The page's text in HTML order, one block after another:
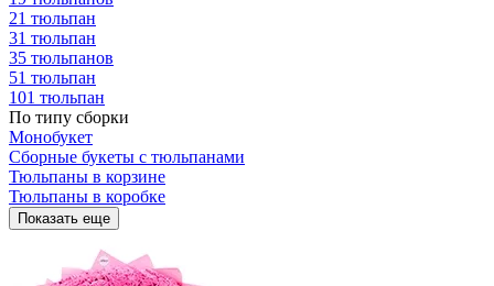
21 тюльпан
31 тюльпан
35 тюльпанов
51 тюльпан
101 тюльпан
По типу сборки
Монобукет
Сборные букеты с тюльпанами
Тюльпаны в корзине
Тюльпаны в коробке
Показать еще